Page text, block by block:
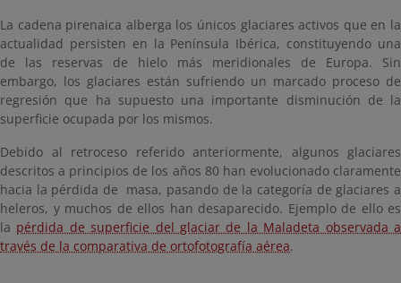
La cadena pirenaica alberga los únicos glaciares activos que en la
actualidad persisten en la Península Ibérica, constituyendo una
de las reservas de hielo más meridionales de Europa. Sin
embargo, los glaciares están sufriendo un marcado proceso de
regresión que ha supuesto una importante disminución de la
superficie ocupada por los mismos.
Debido al retroceso referido anteriormente, algunos glaciares
descritos a principios de los años 80 han evolucionado claramente
hacia la pérdida de masa, pasando de la categoría de glaciares a
heleros, y muchos de ellos han desaparecido. Ejemplo de ello es
la pérdida de superficie del glaciar de la Maladeta observada a
través de la comparativa de ortofotografía aérea.